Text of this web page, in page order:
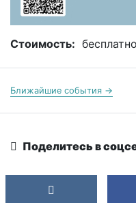
Стоимость:
Ближайшие события →
Поделитесь в